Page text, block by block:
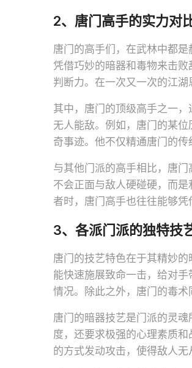
2、唐门高手的实力对
唐门的高手们，在武林中都
凭借巧妙的暗器和毒物来击
判断力。在一次又一次的江湖
其中，唐门的顶级高手之一
无人能敌。例如，唐门的某
奇事迹。他不仅精通唐门的传
与其他门派的高手相比，唐
不会正面与敌人硬碰硬，而
者时，唐门高手也往往能够凭
3、各派门派的独特技
唐门的技艺特色在于其精妙
能快速施展致命一击，给对
情况。除此之外，唐门的毒术
唐门的暗器技艺是门派的灵
度，还要求极强的心理素质
的方式发动攻击，使得敌人无